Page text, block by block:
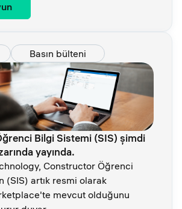
Basın bülteni
Bilgi Sistemi (SIS) şimdi
yayında.
Constructor Öğrenci
(SIS) artık resmi olarak
mevcut olduğunu